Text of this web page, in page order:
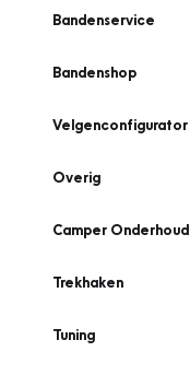
Bandenservice
Bandenshop
Velgenconfigurator
Overig
Camper Onderhoud
Trekhaken
Tuning